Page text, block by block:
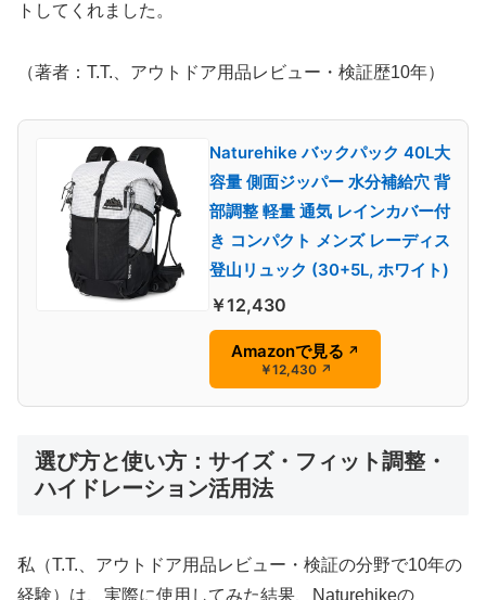
トしてくれました。
（著者：T.T.、アウトドア用品レビュー・検証歴10年）
Naturehike バックパック 40L大
容量 側面ジッパー 水分補給穴 背
部調整 軽量 通気 レインカバー付
き コンパクト メンズ レーディス
登山リュック (30+5L, ホワイト)
￥12,430
Amazonで見る ↗
￥12,430 ↗
選び方と使い方：サイズ・フィット調整・
ハイドレーション活用法
私（T.T.、アウトドア用品レビュー・検証の分野で10年の
経験）は、実際に使用してみた結果、Naturehikeの